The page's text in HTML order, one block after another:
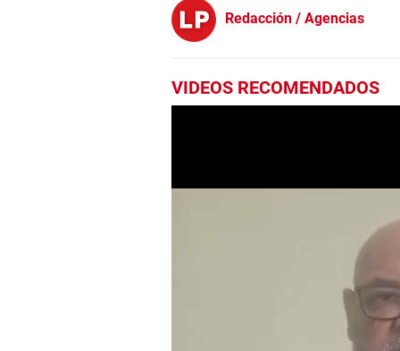
Redacción / Agencias
VIDEOS RECOMENDADOS